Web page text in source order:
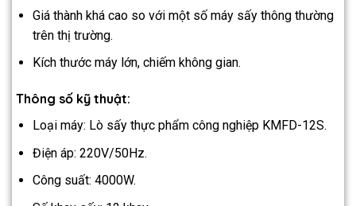
Giá thành khá cao so với một số máy sấy thông thường
trên thị trường.
Kích thước máy lớn, chiếm không gian.
Thông số kỹ thuật:
Loại máy: Lò sấy thực phẩm công nghiệp KMFD-12S.
Điện áp: 220V/50Hz.
Công suất: 4000W.